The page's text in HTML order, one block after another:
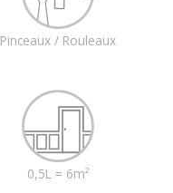
Pinceaux / Rouleaux
0,5L = 6m²